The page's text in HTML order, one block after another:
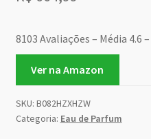
8103 Avaliações – Média 4.6 –
Ver na Amazon
SKU: B082HZXHZW
Categoria: Eau de Parfum